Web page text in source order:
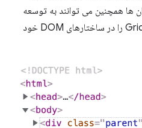
ها همچنین می توانند به توسعه
دهندگان کمک کنند تا کانتینرهای Grid را در ساختارهای DOM خود